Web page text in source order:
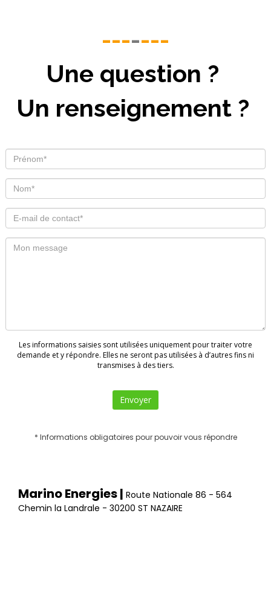
-------
Une question ?
Un renseignement ?
Les informations saisies sont utilisées uniquement pour traiter votre
demande et y répondre. Elles ne seront pas utilisées à d’autres fins ni
transmises à des tiers.
Envoyer
* Informations obligatoires pour pouvoir vous répondre
Marino Energies| Route Nationale 86 - 564
Chemin la Landrale - 30200 ST NAZAIRE